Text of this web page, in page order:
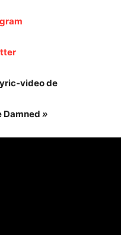
video de
Damned »